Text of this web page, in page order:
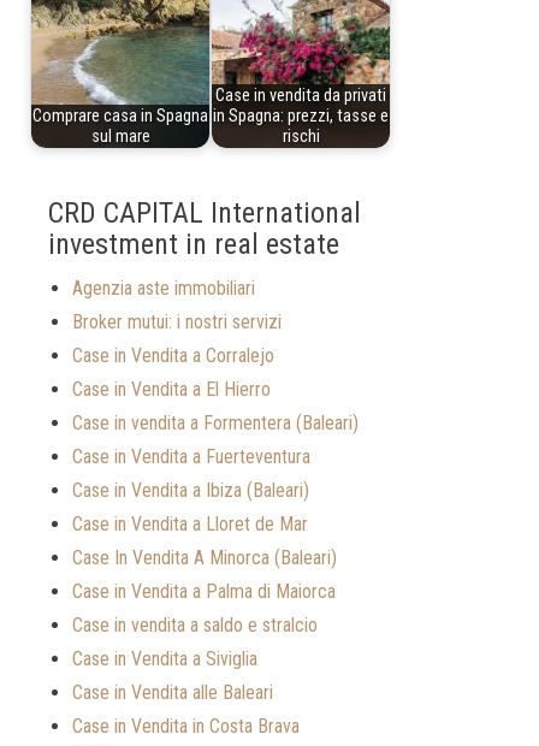
Comprare casa in Spagna
sul mare
Case in vendita da privati
in Spagna: prezzi, tasse e
rischi
CRD CAPITAL International
investment in real estate
Agenzia aste immobiliari
Broker mutui: i nostri servizi
Case in Vendita a Corralejo
Case in Vendita a El Hierro
Case in vendita a Formentera (Baleari)
Case in Vendita a Fuerteventura
Case in Vendita a Ibiza (Baleari)
Case in Vendita a Lloret de Mar
Case In Vendita A Minorca (Baleari)
Case in Vendita a Palma di Maiorca
Case in vendita a saldo e stralcio
Case in Vendita a Siviglia
Case in Vendita alle Baleari
Case in Vendita in Costa Brava